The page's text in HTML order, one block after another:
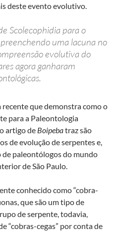
deste evento evolutivo.
Scolecophidia para o
uma lacuna no
evolutiva do
agora ganharam
recente que demonstra como o
para a Paleontologia
artigo de Boipebatraz são
de evolução de serpentes e,
de paleontólogos do mundo
de São Paulo.
conhecido como “cobra-
que são um tipo de
de serpente, todavia,
“cobras-cegas” por conta de